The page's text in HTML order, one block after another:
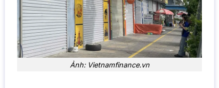
Ảnh: Vietnamfinance.vn